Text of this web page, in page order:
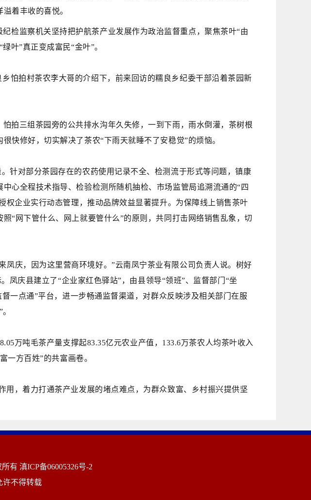
溢着丰收的喜悦。
纪检监察机关坚持把护航茶产业发展作为政治监督重点，聚焦茶叶“由
“绿叶”真正变成富民“金叶”。
怕拍村茶农李大哥的介绍下，前来回访的糯良乡纪委干部沿着茶园新
拍三组茶园旁的公共排水沟年久失修，一到下雨 ， 雨水倒灌，茶树根
很快修好，切实解决了茶农“下雨天就睡不了安稳觉”的烦恼。
针对部分茶园存在的农药使用记录不全、检测流于形式等问题，镇康
心全程技术指导、检验检测所随机抽检、市场监管局追溯流通的“四
权企业实行动态管理，推动品牌效益显著提升。为保障线上销售茶叶
“网下管什么、网上就要管什么”的原则，共同打击网络销售乱象，切
庆，因为这里营商环境好。”云南凤宁茶业有限公司负责人说。树好
凤庆县建立了“企业家红色驿站”，由县领导“领班”、监督部门“坐
一点通”平台，进一步畅通监督渠道，对群众反映涉及相关部门在服
万吨毛茶产量支撑起83.35亿元农业产值，133.6万茶农人均茶叶收入
一方百姓”的共富画卷。
用，着力打通茶产业发展的堵点难点，为群众致富、乡村振兴提供坚
有 滇ICP备06005326号-2
许不得转载